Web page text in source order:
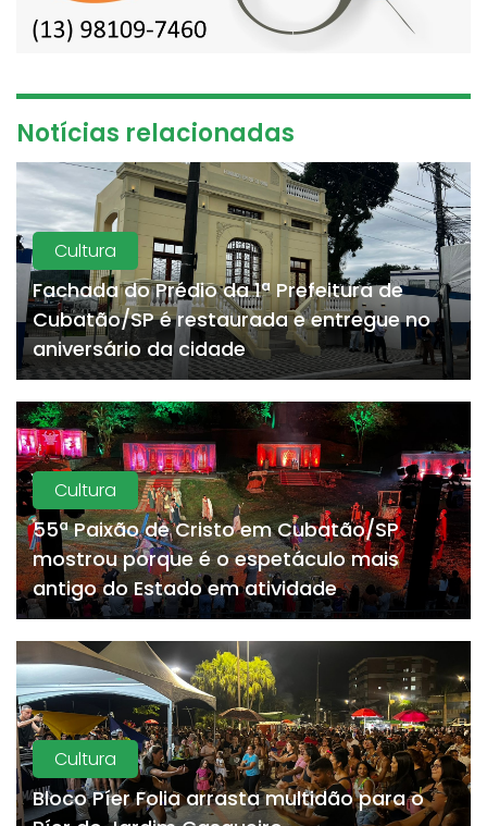
Notícias relacionadas
Cultura
Fachada do Prédio da 1ª Prefeitura de
Cubatão/SP é restaurada e entregue no
aniversário da cidade
Cultura
55ª Paixão de Cristo em Cubatão/SP
mostrou porque é o espetáculo mais
antigo do Estado em atividade
Cultura
Bloco Píer Folia arrasta multidão para o